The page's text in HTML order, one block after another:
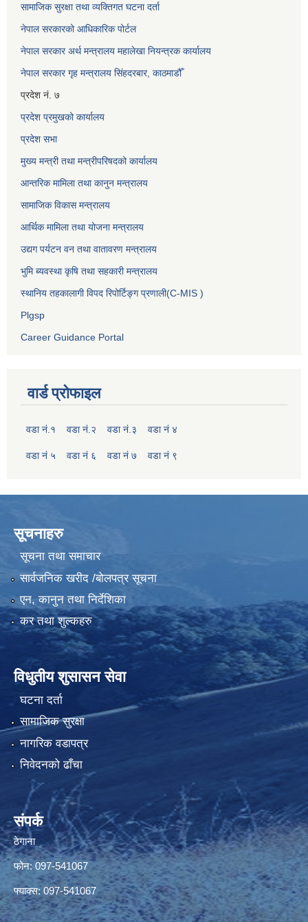
सामाजिक सुरक्षा तथा व्यक्तिगत घटना दर्ता
नेपाल सरकारको आधिकारिक पोर्टल
नेपाल सरकार अर्थ मन्त्रालय महालेखा नियन्त्रक कार्यालय
नेपाल सरकार गृह मन्त्रालय सिंहदरबार, काठमाडौँ
प्रदेश नं. ७
प्रदेश प्रमुखको कार्यालय
प्रदेश सभा
मुख्य मन्त्री तथा मन्त्रीपरिषदको कार्यालय
आन्तरिक मामिला तथा कानुन मन्त्रालय
सामाजिक विकास मन्त्रालय
आर्थिक मामिला तथा योजना मन्त्रालय
उद्यग पर्यटन वन तथा वातावरण मन्त्रालय
भुमि ब्यवस्था कृषि तथा सहकारी मन्त्रालय
स्थानिय तहकालागी विपद रिपोर्टिङ्ग प्रणाली(C-MIS )
Plgsp
Career Guidance Portal
वार्ड प्रोफाइल
वडा नं.१ वडा नं.२ वडा नं.३ वडा नं ४
वडा नं ५ वडा नं ६ वडा नं ७ वडा नं ९
सूचनाहरु
सूचना तथा समाचार
सार्वजनिक खरीद /बोलपत्र सूचना
एन, कानुन तथा निर्देशिका
कर तथा शुल्कहरु
विधुतीय शुसासन सेवा
घटना दर्ता
सामाजिक सुरक्षा
नागरिक वडापत्र
निवेदनको ढाँचा
संपर्क
ठेगाना
फोन: 097-541067
फ्याक्स: 097-541067